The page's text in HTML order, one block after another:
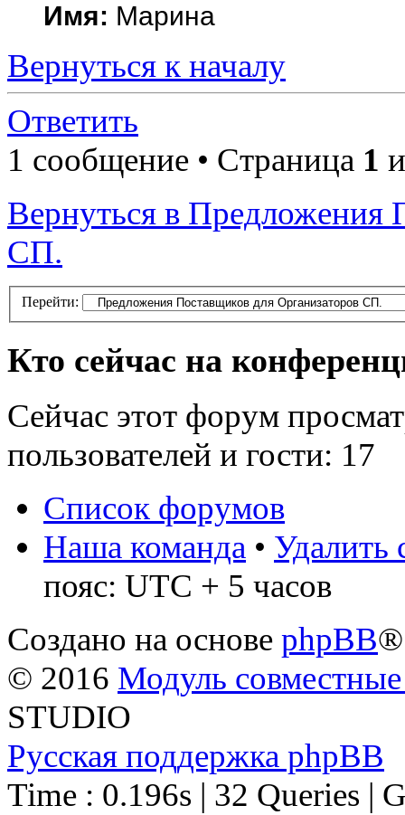
Имя: Марина
Вернуться к началу
Ответить
1 сообщение • Страница 1
Вернуться в Предложения
СП.
Перейти:
Кто сейчас на
Сейчас этот форум
пользователей и гости: 17
Список форумов
Наша команда • Удалить
пояс: UTC + 5 часов
Создано на основе phpBB®
© 2016 Модуль
STUDIO
Русская поддержка phpBB
Time : 0.196s | 32 Queries |